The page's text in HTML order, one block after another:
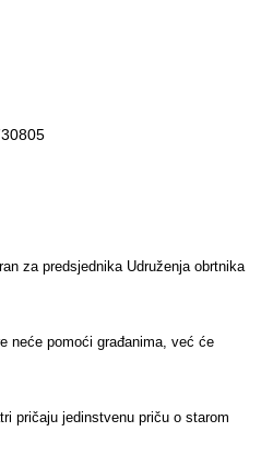
za predsjednika Udruženja obrtnika
neće pomoći građanima, već će
pričaju jedinstvenu priču o starom